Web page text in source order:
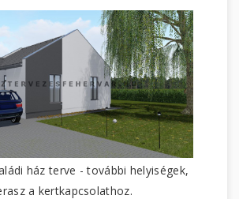
ház terve - további helyiségek,
a kertkapcsolathoz.